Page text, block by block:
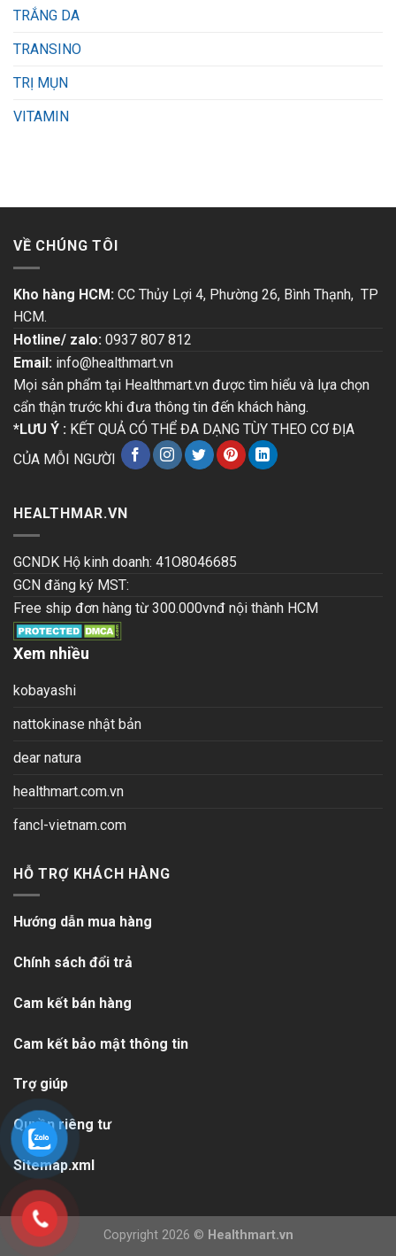
TRẮNG DA
TRANSINO
TRỊ MỤN
VITAMIN
VỀ CHÚNG TÔI
Kho hàng HCM: CC Thủy Lợi 4, Phường 26, Bình Thạnh, TP
HCM.
Hotline/ zalo: 0937 807 812
Email: info@healthmart.vn
Mọi sản phẩm tại Healthmart.vn được tìm hiểu và lựa chọn
cẩn thận trước khi đưa thông tin đến khách hàng.
*LƯU Ý : KẾT QUẢ CÓ THỂ ĐA DẠNG TÙY THEO CƠ ĐỊA
CỦA MỖI NGƯỜI
HEALTHMAR.VN
GCNDK Hộ kinh doanh: 41O8046685
GCN đăng ký MST:
Free ship đơn hàng từ 300.000vnđ nội thành HCM
Xem nhiều
kobayashi
nattokinase nhật bản
dear natura
healthmart.com.vn
fancl-vietnam.com
HỖ TRỢ KHÁCH HÀNG
Hướng dẫn mua hàng
Chính sách đổi trả
Cam kết bán hàng
Cam kết bảo mật thông tin
Trợ giúp
Quyền riêng tư
Sitemap.xml
Copyright 2026 © Healthmart.vn